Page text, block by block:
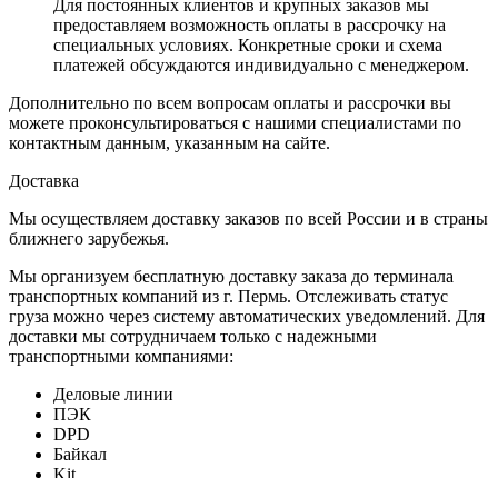
Для постоянных клиентов и крупных заказов мы
предоставляем возможность оплаты в рассрочку на
специальных условиях. Конкретные сроки и схема
платежей обсуждаются индивидуально с менеджером.
Дополнительно по всем вопросам оплаты и рассрочки вы
можете проконсультироваться с нашими специалистами по
контактным данным, указанным на сайте.
Доставка
Мы осуществляем доставку заказов по всей России и в страны
ближнего зарубежья.
Мы организуем бесплатную доставку заказа до терминала
транспортных компаний из г. Пермь. Отслеживать статус
груза можно через систему автоматических уведомлений. Для
доставки мы сотрудничаем только с надежными
транспортными компаниями:
Деловые линии
ПЭК
DPD
Байкал
Kit